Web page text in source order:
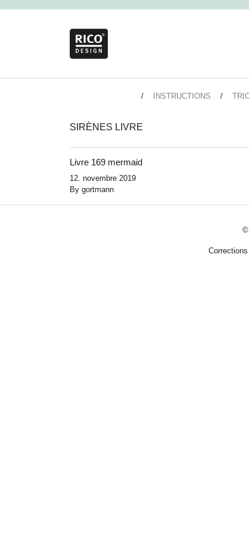
INSTRUCTIONS
SIRÈNES LIVRE
Livre 169 mermaid
12. novembre 2019
By gortmann
©
Corrections